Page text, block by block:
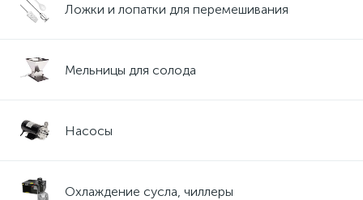
Ложки и лопатки для перемешивания
Мельницы для солода
Насосы
Охлаждение сусла, чиллеры